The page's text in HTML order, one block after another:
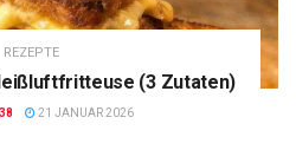
REZEPTE
(3 Zutaten)
21 JANUAR 2026